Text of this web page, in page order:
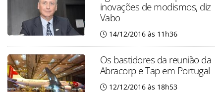
inovações de modismos, diz
Vabo
14/12/2016 às 11h36
Os bastidores da reunião da
Abracorp e Tap em Portugal
12/12/2016 às 18h53